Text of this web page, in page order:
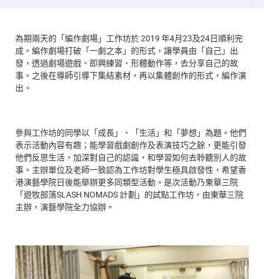
為期兩天的「編作劇場」工作坊於 2019 年4月23及24日順利完
成。編作劇場打破「一劇之本」的形式，讓學員由「自己」出
發，透過劇場遊戲、即興練習、形體動作等，去分享自己的故
事。之後在導師引導下集結素材，再以集體創作的形式，編作演
出。
參與工作坊的同學以「成長」、「生活」和「夢想」為題。他們
表示活動內容有趣；能學習戲劇創作及表演技巧之餘，更能引發
他們反思生活，加深對自己的認識，和學習如何去聆聽別人的故
事。主辦單位及老師一致認為工作坊對學生極具啟發性，希望香
港演藝學院日後能舉辦更多同類型活動。是次活動乃東華三院
「遊牧部落SLASH NOMADS 計劃」的試點工作坊，由東華三院
主辦，演藝學院全力協辦。